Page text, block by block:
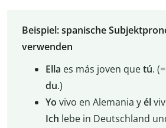
Beispiel: spanische
verwenden
Ella es más joven quetú. (=
du.)
Yo vivo en Alemania yél
Ich lebe in Deutschland